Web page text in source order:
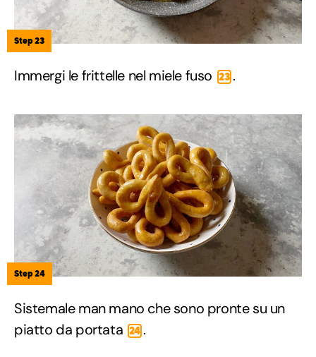
Step 23
Immergi le frittelle nel miele fuso 23 .
Step 24
Sistemale man mano che sono pronte su un
piatto da portata 24 .